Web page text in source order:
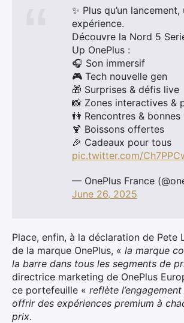
✨ Plus qu’un lancement,
expérience.
Découvre la Nord 5
Up OnePlus :
🎧 Son immersif
🎮 Tech nouvelle gen
🎁 Surprises & défis live
📸 Zones interactives &
👫 Rencontres & bonnes
🍹 Boissons offertes
🎉 Cadeaux pour tous
pic.twitter.com/
— OnePlus France
June 26, 2025
Place, enfin, à la déclaration de Pete
de la marque OnePlus, « la marque
la barre dans tous les segments de
directrice marketing de OnePlus
ce portefeuille « reflète
offrir des expériences premium à
prix.